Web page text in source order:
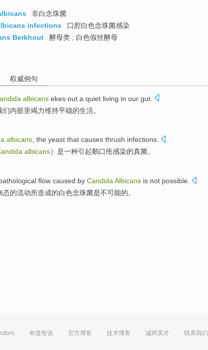
非白念珠菌
infections
口腔白色念珠菌感染
Berkhout
酵母类 ; 白色假丝酵母
权威例句
albicans ekes out a quiet living in our gut.
们内脏里竭力维持平稳的生活。
albicans, the yeast that causes thrush infections.
albicans）是一种引起鹅口疮感染的真菌。
flow caused by Candida Albicans is not possible
态的流动所造成的白色念珠菌是不可能的。
有道智选 官方博客 技术博客 诚聘英才 联系我们